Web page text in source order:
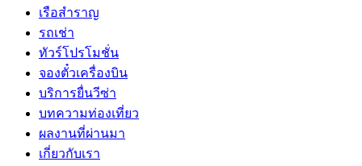
เรือสำราญ
รถเช่า
ทัวร์โปรโมชั่น
จองตั๋วเครื่องบิน
บริการยื่นวีซ่า
บทความท่องเที่ยว
ผลงานที่ผ่านมา
เกี่ยวกับเรา